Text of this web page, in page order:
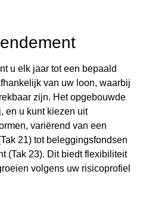
u elk jaar tot een bepaald
van uw loon, waarbij
zijn. Het opgebouwde
en u kunt kiezen uit
variërend van een
21) tot beleggingsfondsen
(Tak 23). Dit biedt flexibiliteit
volgens uw risicoprofiel